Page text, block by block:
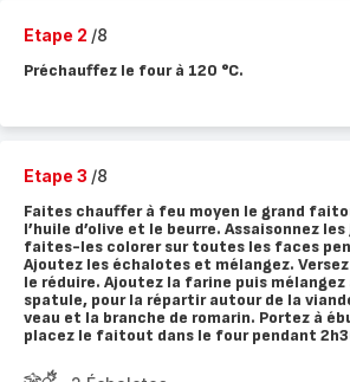
Etape 2 /8
Préchauffez le four à 120 °C.
Etape 3 /8
Faites chauffer à feu moyen le grand
l’huile d’olive et le beurre. Assaisonnez
faites-les colorer sur toutes les faces
Ajoutez les échalotes et mélangez.
le réduire. Ajoutez la farine puis mélangez
spatule, pour la répartir autour de la
veau et la branche de romarin. Portez à
placez le faitout dans le four pendant